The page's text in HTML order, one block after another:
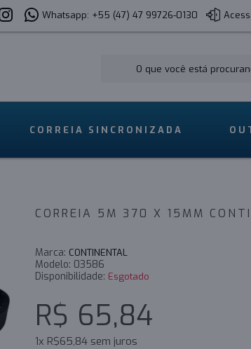
Whatsapp: +55 (47) 47 99726-0130
CORREIA SINCRONIZADA
CORREIA 5M 370 X 15MM
Marca: CONTINENTAL
Modelo: 03586
Disponibilidade: Esgotado
R$ 65,84
1x R$65,84 sem juros